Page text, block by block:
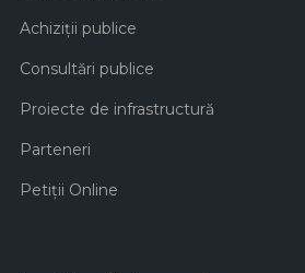
Achiziţii publice
Consultări publice
Proiecte de infrastructură
Parteneri
Petiții Online